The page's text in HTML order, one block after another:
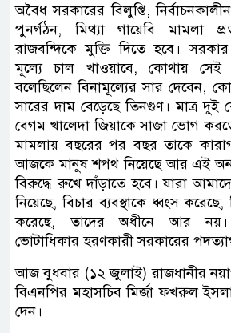
অবৈধ সরকারের বিলুপ্তি,
পুনর্গঠন, মিথ্যা গায়েবি মামলা
রাজবন্দিকে মুক্তি দিতে হবে।
মূল্যে চাল খাওয়াবে, কোথায়
বলেছিলেন বিনামূল্যের সার দেবেন,
সারের দাম বেড়েছে তিনগুণ। মাত্র দুই
বেগম খালেদা জিয়াকে সাজা ভোগ
মামলায় বছরের পর বছর তাকে
আজকে মানুষ শপথ নিয়েছে আর এই
বিরুদ্ধে রুখে দাঁড়াতে হবে। যারা
নিয়েছে, বিচার ব্যবস্থাকে ধ্বংস করেছে,
করেছে, তাদের অধীনে আর নয়।
ভোটাধিকার হরণকারী সরকারের
আজ বুধবার (১২ জুলাই) রাজধানীর
বিএনপির মহাসচিব মির্জা ফখরুল
দেন।